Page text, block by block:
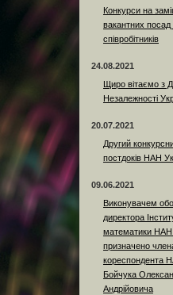
Конкурси на
вакантних посад
співробітників
24.08.2021
Щиро вітаємо з
Незалежності
20.07.2021
Другий
постдоків НАН
09.06.2021
Виконувачем
директора
математики НАН
призначено
кореспондента
Бойчука
Андрійовича